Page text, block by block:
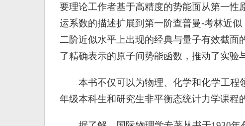
要理论工作者基于高精度的势能面从第一
运系数的描述扩展到第一阶查普曼-考林近
二阶近似水平上出现的经典与量子有效截面
了精确表示的原子间势能函数，推动了实验
本书不仅可以为物理、化学和化学工程
年级本科生和研究生非平衡态统计力学课程